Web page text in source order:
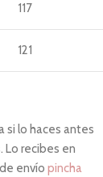
117
121
si lo haces antes
Lo recibes en
envío pincha